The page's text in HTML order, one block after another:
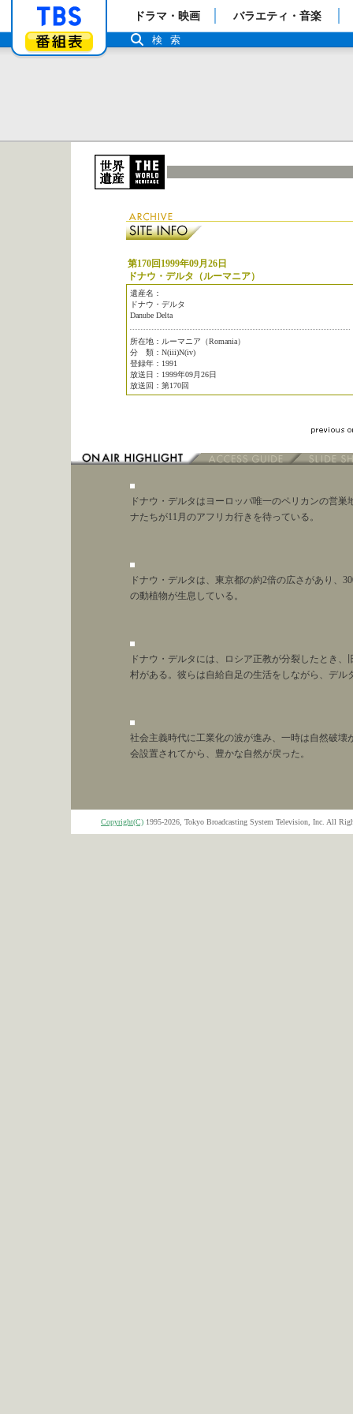
「TBSテレビ」トップページ
番組表
ドラマ・映画 バラエティ・音楽
検索
第170回1999年09月26日
ドナウ・デルタ（ルーマニア）
遺産名：
ドナウ・デルタ
Danube Delta
所在地：ルーマニア（Romania）
分 類：N(iii)N(iv)
登録年：1991
放送日：1999年09月26日
放送回：第170回
ドナウ・デルタはヨーロッパ唯一のペリカンの営巣
ナたちが11月のアフリカ行きを待っている。
ドナウ・デルタは、東京都の約2倍の広さがあり、
の動植物が生息している。
ドナウ・デルタには、ロシア正教が分裂したとき
村がある。彼らは自給自足の生活をしながら、デル
社会主義時代に工業化の波が進み、一時は自然破壊
会設置されてから、豊かな自然が戻った。
Copyright(C) 1995-2026, Tokyo Broadcasting System Television, Inc. All